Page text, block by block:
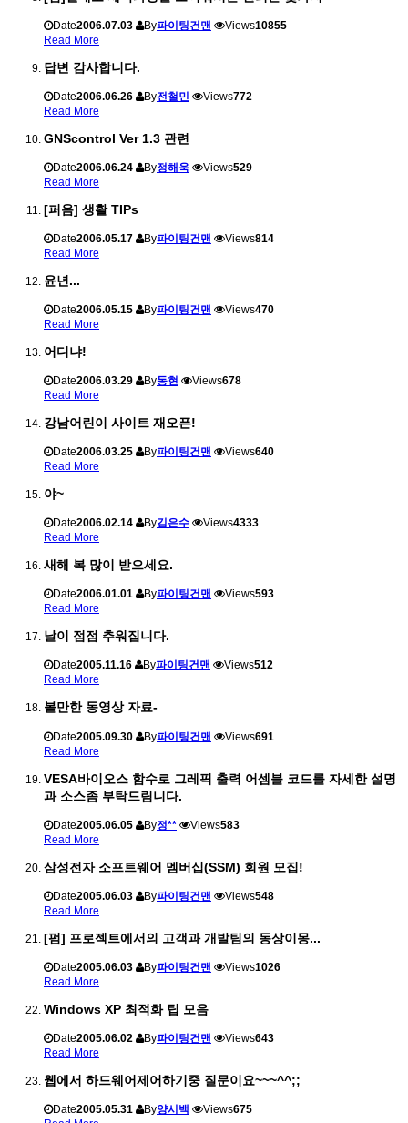
Date2006.07.03 By파이팅건맨 Views10855
Read More
답변 감사합니다.
Date2006.06.26 By전철민 Views772
Read More
GNScontrol Ver 1.3 관련
Date2006.06.24 By정해욱 Views529
Read More
[퍼옴] 생활 TIPs
Date2006.05.17 By파이팅건맨 Views814
Read More
윤년...
Date2006.05.15 By파이팅건맨 Views470
Read More
어디냐!
Date2006.03.29 By동현 Views678
Read More
강남어린이 사이트 재오픈!
Date2006.03.25 By파이팅건맨 Views640
Read More
야~
Date2006.02.14 By김은수 Views4333
Read More
새해 복 많이 받으세요.
Date2006.01.01 By파이팅건맨 Views593
Read More
날이 점점 추워집니다.
Date2005.11.16 By파이팅건맨 Views512
Read More
볼만한 동영상 자료-
Date2005.09.30 By파이팅건맨 Views691
Read More
VESA바이오스 함수로 그레픽 출력 어셈블 코드를 자세한 설명
과 소스좀 부탁드림니다.
Date2005.06.05 By정** Views583
Read More
삼성전자 소프트웨어 멤버십(SSM) 회원 모집!
Date2005.06.03 By파이팅건맨 Views548
Read More
[펌] 프로젝트에서의 고객과 개발팀의 동상이몽...
Date2005.06.03 By파이팅건맨 Views1026
Read More
Windows XP 최적화 팁 모음
Date2005.06.02 By파이팅건맨 Views643
Read More
웹에서 하드웨어제어하기중 질문이요~~~^^;;
Date2005.05.31 By양시백 Views675